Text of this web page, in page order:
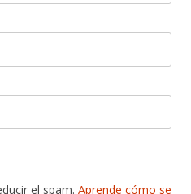
el spam. Aprende cómo se